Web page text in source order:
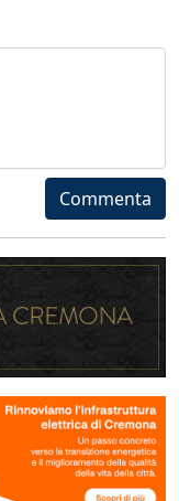
Commenta